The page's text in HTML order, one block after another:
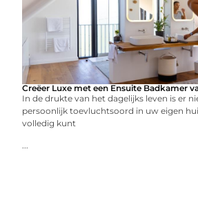
Creëer Luxe met een Ensuite Badkamer
In de drukte van het dagelijks leven is er
persoonlijk toevluchtsoord in uw eigen
volledig kunt
...